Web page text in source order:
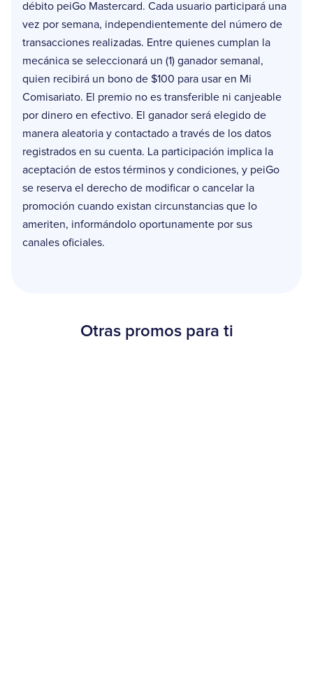
débito peiGo Mastercard. Cada usuario participará una
vez por semana, independientemente del número de
transacciones realizadas. Entre quienes cumplan la
mecánica se seleccionará un (1) ganador semanal,
quien recibirá un bono de $100 para usar en Mi
Comisariato. El premio no es transferible ni canjeable
por dinero en efectivo. El ganador será elegido de
manera aleatoria y contactado a través de los datos
registrados en su cuenta. La participación implica la
aceptación de estos términos y condiciones, y peiGo
se reserva el derecho de modificar o cancelar la
promoción cuando existan circunstancias que lo
ameriten, informándolo oportunamente por sus
canales oficiales.
Otras promos para ti